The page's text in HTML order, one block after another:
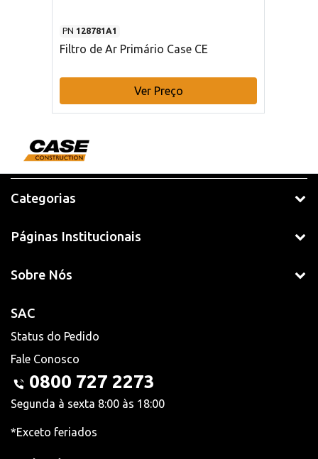
PN 128781A1
Filtro de Ar Primário Case CE
Ver Preço
Categorias
Páginas Institucionais
Sobre Nós
SAC
Status do Pedido
Fale Conosco
0800 727 2273
Segunda à sexta 8:00 às 18:00
*Exceto feriados